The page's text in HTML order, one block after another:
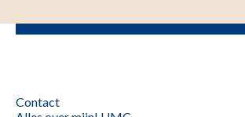
Contact